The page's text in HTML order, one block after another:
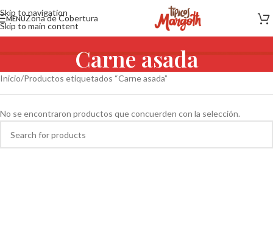
Skip to navigation
Skip to main content
MENUZona de Cobertura
Carne asada
Inicio Productos etiquetados “Carne asada”
No se encontraron productos que concuerden con la selección.